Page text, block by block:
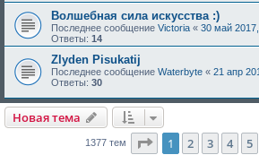
Волшебная сила искусства :)
Последнее сообщение Victoria « 30 май
Ответы: 14
Zlyden Pisukatij
Последнее сообщение Waterbyte « 21 апр
Ответы: 30
Новая тема
1377 тем Страница из 40
1 2 3 4 5